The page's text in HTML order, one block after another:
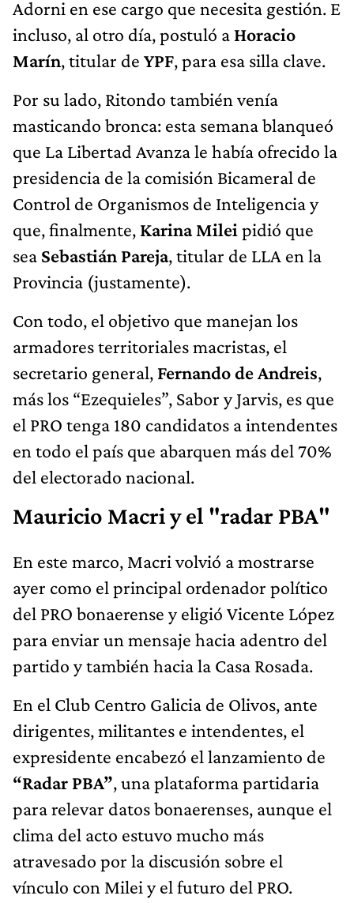
Adorni en ese cargo que necesita gestión. E
incluso, al otro día, postuló a Horacio
Marín, titular de YPF, para esa silla clave.
Por su lado, Ritondo también venía
masticando bronca: esta semana blanqueó
que La Libertad Avanza le había ofrecido la
presidencia de la comisión Bicameral de
Control de Organismos de Inteligencia y
que, finalmente, Karina Milei pidió que
sea Sebastián Pareja, titular de LLA en la
Provincia (justamente).
Con todo, el objetivo que manejan los
armadores territoriales macristas, el
secretario general, Fernando de Andreis,
más los “Ezequieles”, Sabor y Jarvis, es que
el PRO tenga 180 candidatos a intendentes
en todo el país que abarquen más del 70%
del electorado nacional.
Mauricio Macri y el "radar PBA"
En este marco, Macri volvió a mostrarse
ayer como el principal ordenador político
del PRO bonaerense y eligió Vicente López
para enviar un mensaje hacia adentro del
partido y también hacia la Casa Rosada.
En el Club Centro Galicia de Olivos, ante
dirigentes, militantes e intendentes, el
expresidente encabezó el lanzamiento de
“Radar PBA”, una plataforma partidaria
para relevar datos bonaerenses, aunque el
clima del acto estuvo mucho más
atravesado por la discusión sobre el
vínculo con Milei y el futuro del PRO.